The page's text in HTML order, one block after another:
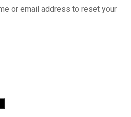
or email address to reset your